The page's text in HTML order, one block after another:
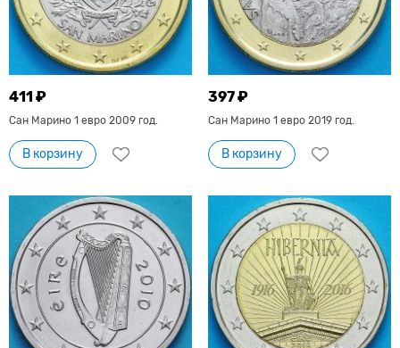
411 ₽
Сан Марино 1 евро 2009 год.
В корзину
397 ₽
Сан Марино 1 евро 2019 год.
В корзину